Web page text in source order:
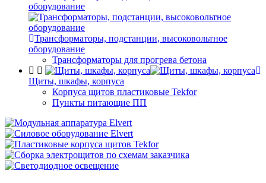
Трансформаторы, подстанции, высоковольтное
оборудование
Трансформаторы для прогрева бетона
Щиты, шкафы, корпуса
Корпуса щитов пластиковые Tekfor
Пункты питающие ПП